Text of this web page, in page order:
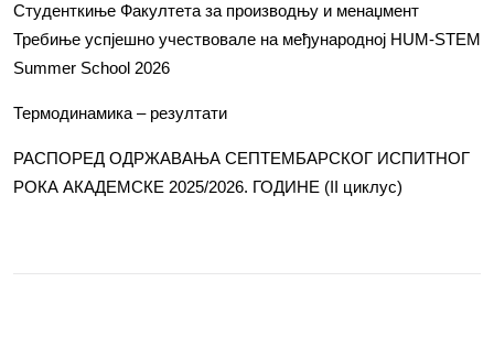
Студенткиње Факултета за производњу и менаџмент
Требиње успјешно учествовале на међународној HUM-STEM
Summer School 2026
Термодинамика – резултати
РАСПОРЕД ОДРЖАВАЊА СЕПТЕМБАРСКОГ ИСПИТНОГ
РОКА АКАДЕМСКЕ 2025/2026. ГОДИНЕ (II циклус)